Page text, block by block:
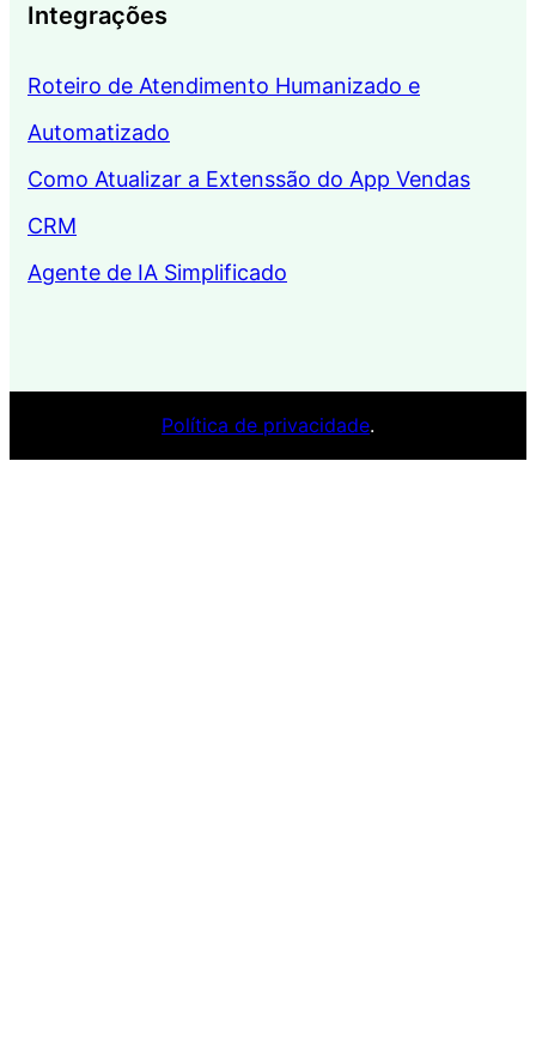
Integrações
Roteiro de Atendimento Humanizado e
Automatizado
Como Atualizar a Extenssão do App Vendas
CRM
Agente de IA Simplificado
Política de privacidade.